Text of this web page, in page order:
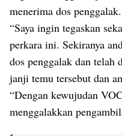
menerima dos penggalak.
“Saya ingin tegaskan
perkara ini. Sekiranya
dos penggalak dan
janji temu tersebut dan
“Dengan kewujudan
menggalakkan